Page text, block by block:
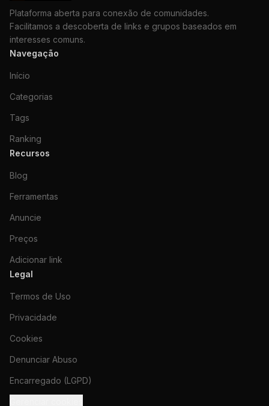
Plataforma aberta para conexão de comunidades.
Facilitamos a descoberta de links e grupos baseados em
interesses comuns.
Navegação
Início
Categorias
Tags
Ranking
Recursos
Blog
Ferramentas
Anuncie
Preços
Adicionar link
Legal
Termos de Uso
Privacidade
Cookies
Denunciar Abuso
Encarregado (LGPD)